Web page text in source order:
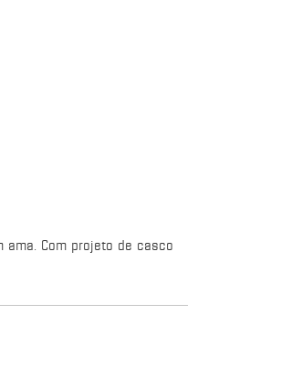
Com projeto de casco